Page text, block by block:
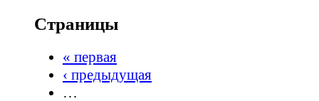
Страницы
« первая
‹ предыдущая
…